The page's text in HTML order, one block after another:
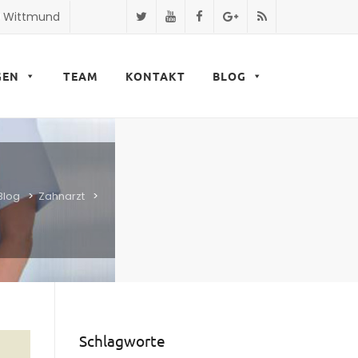
Wittmund
TEAM KONTAKT BLOG
>Zahnarzt
>
Schlagworte